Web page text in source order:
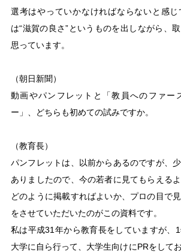
選考はやっていかなければならないと感
は“滋賀の良さ”というものを出しながら、
思っています。
（朝日新聞）
動画やパンフレットと「教員へのファー
ー」、どちらも初めての試みですか。
（教育長）
パンフレットは、以前からあるのですが、
ありましたので、今の若者に見てもらえる
どのように掲載すればよいか、プロの目で
をさせていただいたのがこの資料です。
私は平成31年から教育長をしていますが、
大学に自ら行って、大学生向けにPRをして